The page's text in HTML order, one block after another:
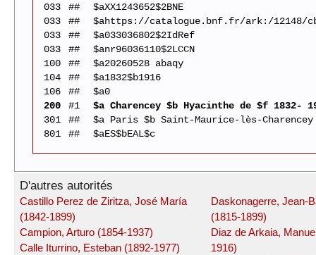
033
##
$aXX1243652$2BNE
033
##
$ahttps://catalogue.bnf.fr/ark:/12148/
033
##
$a033036802$2IdRef
033
##
$anr96036110$2LCCN
100
##
$a20260528 abaqy
104
##
$a1832$b1916
106
##
$a0
200
#1
$a Charencey $b Hyacinthe de $f 1832-
301
##
$a Paris $b Saint-Maurice-lès-Charencey
801
## $aES$bEAL$c
D'autres autorités
Castillo Perez de Ziritza, José María
(1842-1899)
Campion, Arturo (1854-1937)
Calle Iturrino, Esteban (1892-1977)
Daskonagerre, Jean-
(1815-1899)
Diaz de Arkaia,
1916)